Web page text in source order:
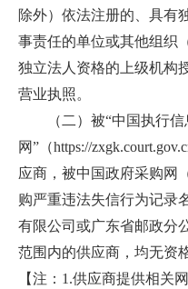
除外）依法注册的、具有
事责任的单位或其他组织
独立法人资格的上级机构
营业执照。
（二）被“中国执行
网”（https://
应商，被中国政府采购网
购严重违法失信行为记录
有限公司或广东省邮政分
范围内的供应商，均无资
【注：1.供应商提供相关